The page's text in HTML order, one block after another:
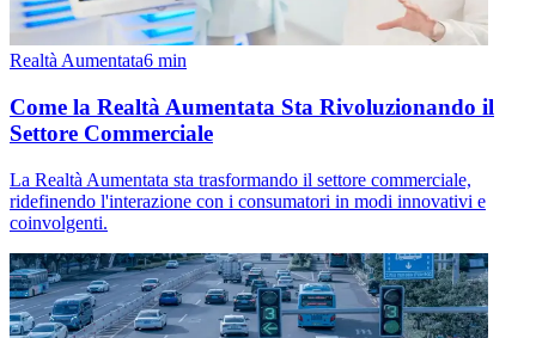
Realtà Aumentata6 min
Come la Realtà Aumentata Sta Rivoluzionando il
Settore Commerciale
La Realtà Aumentata sta trasformando il settore commerciale,
ridefinendo l'interazione con i consumatori in modi innovativi e
coinvolgenti.